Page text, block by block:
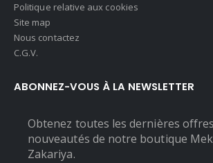
Politique relative aux cookies
Site map
Nous contactez
C.G.V.
ABONNEZ-VOUS À LA NEWSLETTER
Obtenez toutes les dernières
nouveautés de notre boutique
Zakariya.